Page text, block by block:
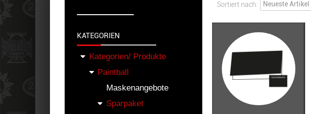
KATEGORIEN
Kategorien/ Produkte
Paintball
Maskenangebote
Sparpaket
Sortiert nach: